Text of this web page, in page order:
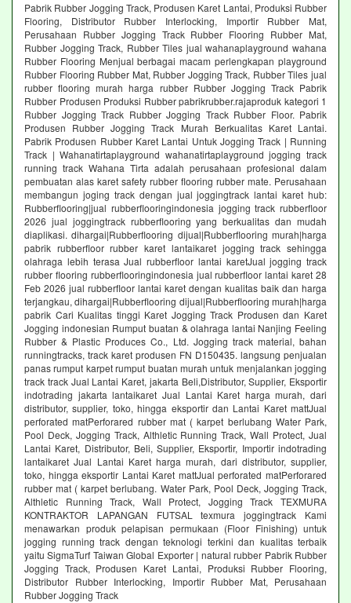
Pabrik Rubber Jogging Track, Produsen Karet Lantai, Produksi Rubber
Flooring, Distributor Rubber Interlocking, Importir Rubber Mat,
Perusahaan Rubber Jogging Track Rubber Flooring Rubber Mat,
Rubber Jogging Track, Rubber Tiles jual wahanaplayground wahana
Rubber Flooring Menjual berbagai macam perlengkapan playground
Rubber Flooring Rubber Mat, Rubber Jogging Track, Rubber Tiles jual
rubber flooring murah harga rubber Rubber Jogging Track Pabrik
Rubber Produsen Produksi Rubber pabrikrubber.rajaproduk kategori 1
Rubber Jogging Track Rubber Jogging Track Rubber Floor. Pabrik
Produsen Rubber Jogging Track Murah Berkualitas Karet Lantai.
Pabrik Produsen Rubber Karet Lantai Untuk Jogging Track | Running
Track | Wahanatirtaplayground wahanatirtaplayground jogging track
running track Wahana Tirta adalah perusahaan profesional dalam
pembuatan alas karet safety rubber flooring rubber mate. Perusahaan
membangun joging track dengan jual joggingtrack lantai karet hub:
Rubberflooring|jual rubberflooringindonesia jogging track rubberfloor
2026 jual joggingtrack rubberflooring yang berkualitas dan mudah
diaplikasi. dihargai|Rubberflooring dijual|Rubberflooring murah|harga
pabrik rubberfloor rubber karet lantaikaret jogging track sehingga
olahraga lebih terasa Jual rubberfloor lantai karetJual jogging track
rubber flooring rubberflooringindonesia jual rubberfloor lantai karet 28
Feb 2026 jual rubberfloor lantai karet dengan kualitas baik dan harga
terjangkau, dihargai|Rubberflooring dijual|Rubberflooring murah|harga
pabrik Cari Kualitas tinggi Karet Jogging Track Produsen dan Karet
Jogging indonesian Rumput buatan & olahraga lantai Nanjing Feeling
Rubber & Plastic Produces Co., Ltd. Jogging track material, bahan
runningtracks, track karet produsen FN D150435. langsung penjualan
panas rumput karpet rumput buatan murah untuk menjalankan jogging
track track Jual Lantai Karet, jakarta Beli,Distributor, Supplier, Eksportir
indotrading jakarta lantaikaret Jual Lantai Karet harga murah, dari
distributor, supplier, toko, hingga eksportir dan Lantai Karet mattJual
perforated matPerforared rubber mat ( karpet berlubang Water Park,
Pool Deck, Jogging Track, Althletic Running Track, Wall Protect, Jual
Lantai Karet, Distributor, Beli, Supplier, Eksportir, Importir indotrading
lantaikaret Jual Lantai Karet harga murah, dari distributor, supplier,
toko, hingga eksportir Lantai Karet mattJual perforated matPerforared
rubber mat ( karpet berlubang. Water Park, Pool Deck, Jogging Track,
Althletic Running Track, Wall Protect, Jogging Track TEXMURA
KONTRAKTOR LAPANGAN FUTSAL texmura joggingtrack Kami
menawarkan produk pelapisan permukaan (Floor Finishing) untuk
jogging running track dengan teknologi terkini dan kualitas terbaik
yaitu SigmaTurf Taiwan Global Exporter | natural rubber Pabrik Rubber
Jogging Track, Produsen Karet Lantai, Produksi Rubber Flooring,
Distributor Rubber Interlocking, Importir Rubber Mat, Perusahaan
Rubber Jogging Track